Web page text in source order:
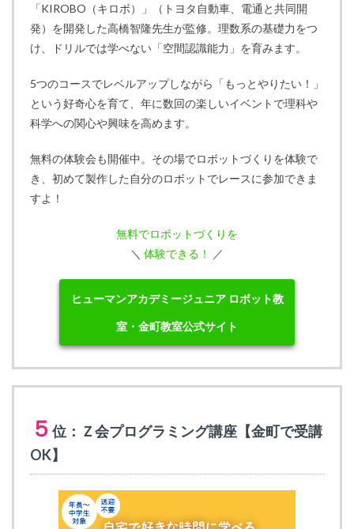
「KIROBO（キロボ）」（トヨタ自動車、電通と共同開
発）を開発した高橋智隆先生が監修。理数系の基礎力をつ
け、ドリルでは学べない「空間認識能力」を育みます。
5つのコースでレベルアップしながら「もっとやりたい！」
という好奇心を育て、年に数回の楽しいイベントで理科や
科学への関心や興味を高めます。
無料の体験会も開催中。その場でロボットづくりを体験で
き、初めて製作した自分のロボットでレースに参加できま
すよ！
無料でロボットづくりを
＼ 体験できる！ ／
ヒューマンアカデミージュニア ロボット教
室・金町教室公式サイト
５ 位：Ｚ会プログラミング講座【金町で受講
OK】